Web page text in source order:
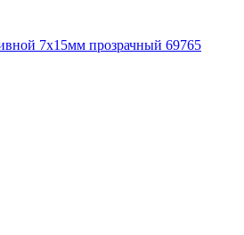
7х15мм прозрачный 69765